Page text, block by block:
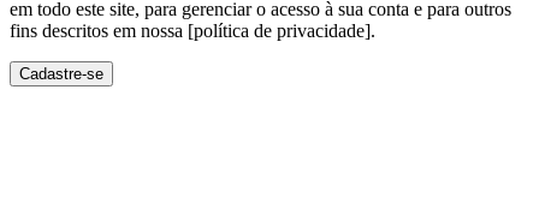
em todo este site, para gerenciar o acesso à sua conta e para outros
fins descritos em nossa [política de privacidade].
Cadastre-se